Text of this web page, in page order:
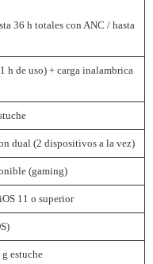
36 h totales con ANC / hasta
h de uso) + carga inalambrica
dual (2 dispositivos a la vez)
(gaming)
11 o superior
estuche